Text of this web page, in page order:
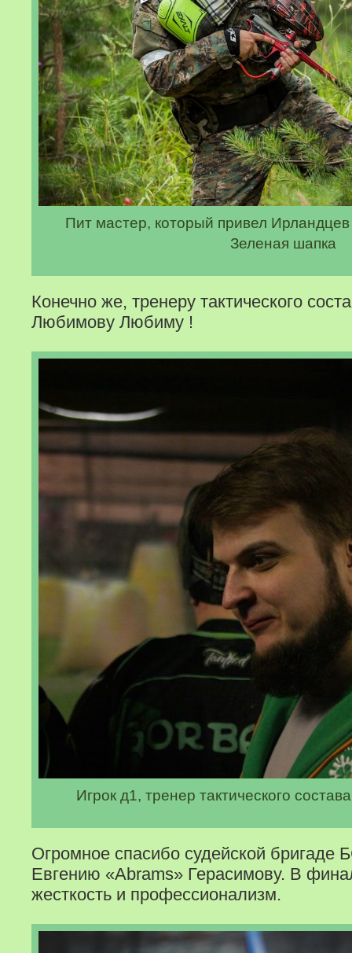
Пит мастер, который привел
Зеленая шапка
Конечно же, тренеру тактического
Любимову Любиму !
Игрок д1, тренер тактического
Огромное спасибо судейской бригаде
Евгению «Abrams» Герасимову. В
жесткость и профессионализм.